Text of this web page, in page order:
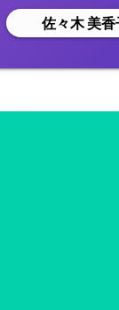
佐々木 美香